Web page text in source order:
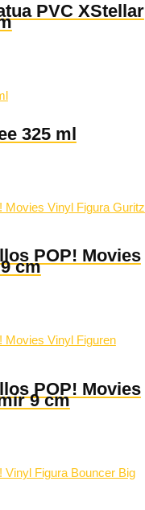
PVC XStellar
325 ml
POP! Movies
cm
POP! Movies
9 cm